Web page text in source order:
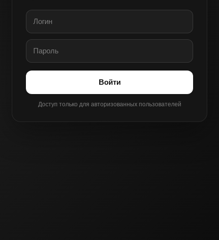
Войти
Доступ только для авторизованных пользователей